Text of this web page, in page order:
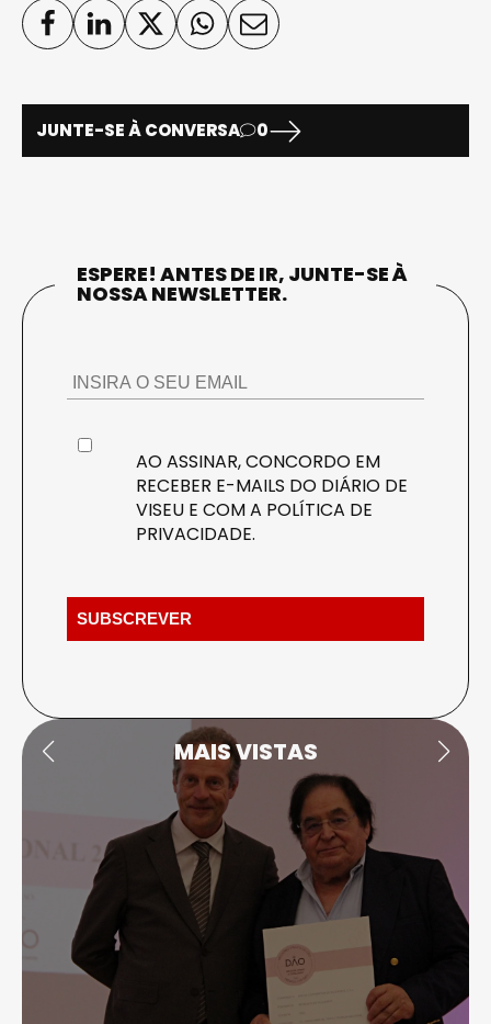
JUNTE-SE À CONVERSA 0
ESPERE! ANTES DE IR, JUNTE-SE À
NOSSA NEWSLETTER.
AO ASSINAR, CONCORDO EM
RECEBER E-MAILS DO DIÁRIO DE
VISEU E COM A POLÍTICA DE
PRIVACIDADE.
MAIS VISTAS